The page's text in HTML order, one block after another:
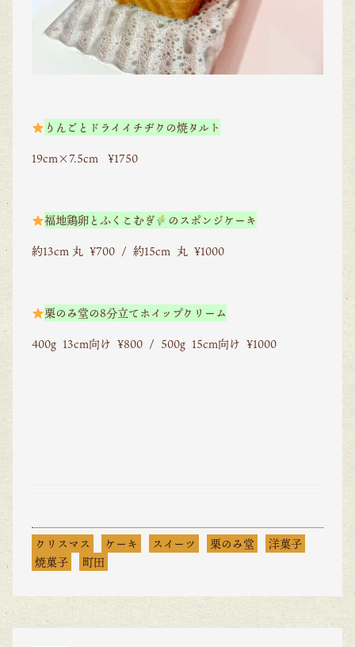
りんごとドライイチヂクの焼タルト
19cm×7.5cm ¥1750
福地鶏卵とふくこむぎ
のスポンジケーキ
約13cm 丸 ¥700 / 約15cm 丸 ¥1000
栗のみ堂の8分立てホイップクリーム
400g 13cm向け ¥800 / 500g 15cm向け ¥1000
クリスマス ケーキ スイーツ 栗のみ堂
洋菓子
焼菓子
町田